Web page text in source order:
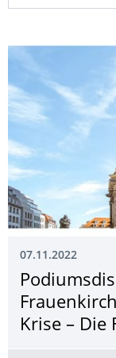
07.11.2022
Krise – Die